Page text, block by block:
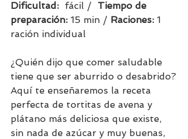
Dificultad: fácil / Tiempo de
preparación: 15 min / Raciones: 1
ración individual
¿Quién dijo que comer saludable
tiene que ser aburrido o desabrido?
Aquí te enseñaremos la receta
perfecta de tortitas de avena y
plátano más deliciosa que existe,
sin nada de azúcar y muy buenas,